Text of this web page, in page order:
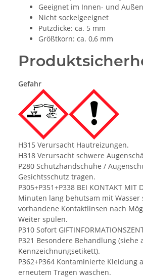
Geeignet im Innen- und
Nicht sockelgeeignet
Putzdicke: ca. 5 mm
Größtkorn: ca. 0,6 mm
Gefahr
H315 Verursacht Hautreizungen.
H318 Verursacht schwere
P280 Schutzhandschuhe /
Gesichtsschutz tragen.
P305+P351+P338 BEI KONTAKT MIT
Minuten lang behutsam mit Wasser
vorhandene Kontaktlinsen nach
Weiter spülen.
P310 Sofort
P321 Besondere Behandlung (siehe
Kennzeichnungsetikett).
P362+P364 Kontaminierte Kleidung
erneutem Tragen waschen.